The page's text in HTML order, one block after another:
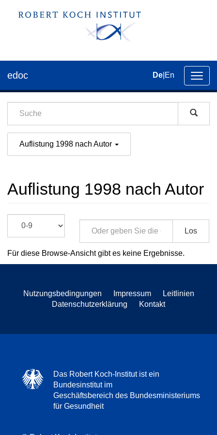
der
edoc De En
Auflistung 1998 nach Autor
Auflistung 1998 nach Autor
Los
Für diese Browse-Ansicht gibt es keine Ergebnisse.
Nutzungsbedingungen Impressum
Leitlinien
Datenschutzerklärung
Kontakt
Das Robert Koch-Institut ist ein
Bundesinstitut im
Geschäftsbereich des Bundesministeriums
für Gesundheit